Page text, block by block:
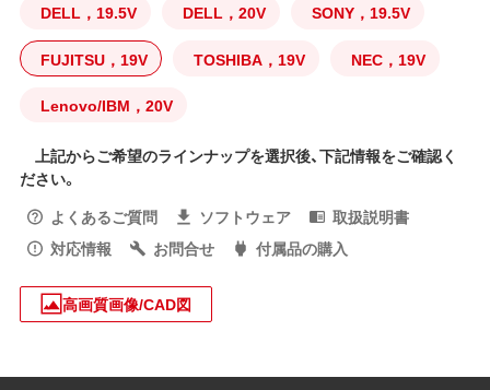
DELL，19.5V DELL，20V SONY，19.5V
FUJITSU，19V TOSHIBA，19V NEC，19V
Lenovo/IBM，20V
上記からご希望のラインナップを選択後、下記情報をご確認く
ださい。
よくあるご質問
ソフトウェア
取扱説明書
対応情報
お問合せ 付属品の購入
高画質画像/CAD図